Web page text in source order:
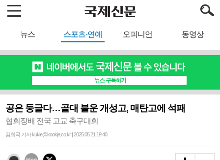
뉴스 스포츠·연예 오피니언 동영상
공은 둥글다…골대 불운 개성고, 매탄고에 석패
협회장배 전국 고교 축구대회
김희국 기자 kukie@kookje.co.kr | 2025.05.21 19:40